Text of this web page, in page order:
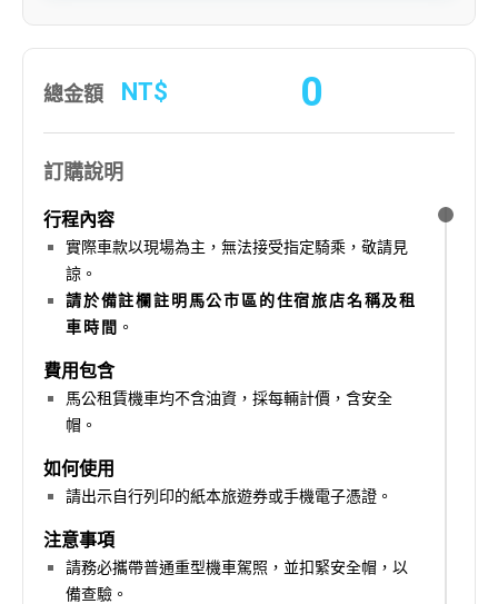
總金額 NT$ 0
訂購說明
行程內容
實際車款以現場為主，無法接受指定騎乘，敬請見
諒。
請於備註欄註明馬公市區的住宿旅店名稱及租
車時間 。
費用包含
馬公租賃機車均不含油資，採每輛計價，含安全
帽。
如何使用
請出示自行列印的紙本旅遊券或手機電子憑證。
注意事項
請務必攜帶普通重型機車駕照，並扣緊安全帽，以
備查驗。